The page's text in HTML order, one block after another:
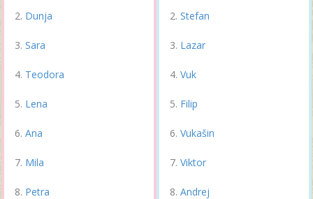
Dunja
Sara
Teodora
Lena
Ana
Mila
Petra
Stefan
Lazar
Vuk
Filip
Vukašin
Viktor
Andrej